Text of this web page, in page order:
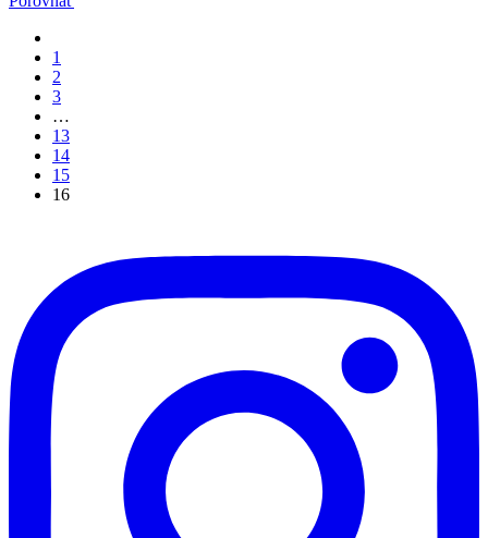
1
2
3
…
13
14
15
16